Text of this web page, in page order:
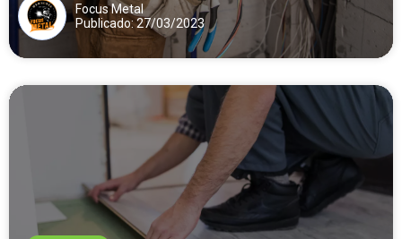
Focus Metal
Publicado: 27/03/2023